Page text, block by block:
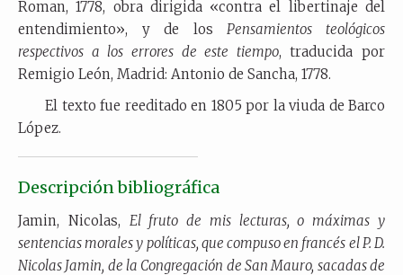
Roman, 1778, obra dirigida «contra el libertinaje del
entendimiento», y de los Pensamientos teológicos
respectivos a los errores de este tiempo, traducida por
Remigio León, Madrid: Antonio de Sancha, 1778.
El texto fue reeditado en 1805 por la viuda de Barco
López.
Descripción bibliográfica
Jamin, Nicolas, El fruto de mis lecturas, o máximas y
sentencias morales y políticas, que compuso en francés el P. D.
Nicolas Jamin, de la Congregación de San Mauro, sacadas de